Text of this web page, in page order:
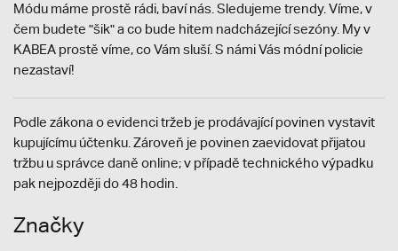
Módu máme prostě rádi, baví nás. Sledujeme trendy. Víme, v
čem budete "šik" a co bude hitem nadcházející sezóny. My v
KABEA prostě víme, co Vám sluší. S námi Vás módní policie
nezastaví!
Podle zákona o evidenci tržeb je prodávající povinen vystavit
kupujícímu účtenku. Zároveň je povinen zaevidovat přijatou
tržbu u správce daně online; v případě technického výpadku
pak nejpozději do 48 hodin.
Značky